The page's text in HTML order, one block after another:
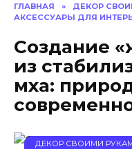
ГЛАВНАЯ »
ДЕКОР
АКСЕССУАРЫ ДЛЯ
Создание
из
мха:
ДЕКОР СВОИМИ